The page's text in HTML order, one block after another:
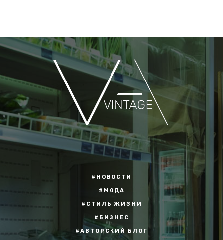
#НОВОСТИ
#МОДА
#СТИЛЬ ЖИЗНИ
#БИЗНЕС
#АВТОРСКИЙ БЛОГ